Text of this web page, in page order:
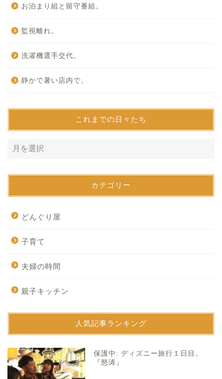
お泊まり組と留守番組。
監視離れ。
洗濯機選手交代。
静かで暑い店内で。
これまでの日々たち
カテゴリー
どんぐり屋
子育て
夫婦の時間
親子キッチン
人気記事ランキング
1
保護中: ディズニー旅行１日目。
『怒涛』